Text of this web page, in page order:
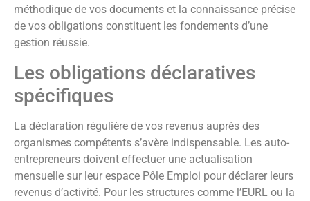
méthodique de vos documents et la connaissance précise
de vos obligations constituent les fondements d’une
gestion réussie.
Les obligations déclaratives
spécifiques
La déclaration régulière de vos revenus auprès des
organismes compétents s’avère indispensable. Les auto-
entrepreneurs doivent effectuer une actualisation
mensuelle sur leur espace Pôle Emploi pour déclarer leurs
revenus d’activité. Pour les structures comme l’EURL ou la